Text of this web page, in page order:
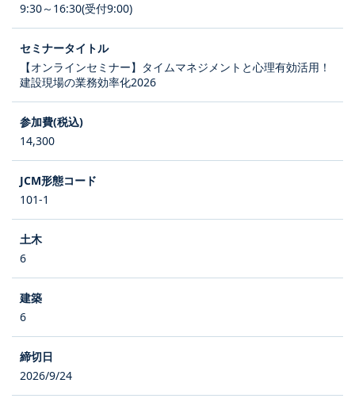
9:30～16:30(受付9:00)
【オンラインセミナー】タイムマネジメントと心理有効活用！
建設現場の業務効率化2026
14,300
101-1
6
6
2026/9/24